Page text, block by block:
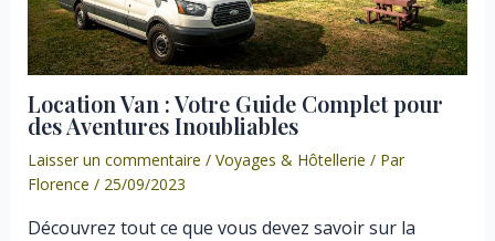
Location Van : Votre Guide Complet pour
des Aventures Inoubliables
Laisser un commentaire / Voyages & Hôtellerie / Par
Florence / 25/09/2023
Découvrez tout ce que vous devez savoir sur la